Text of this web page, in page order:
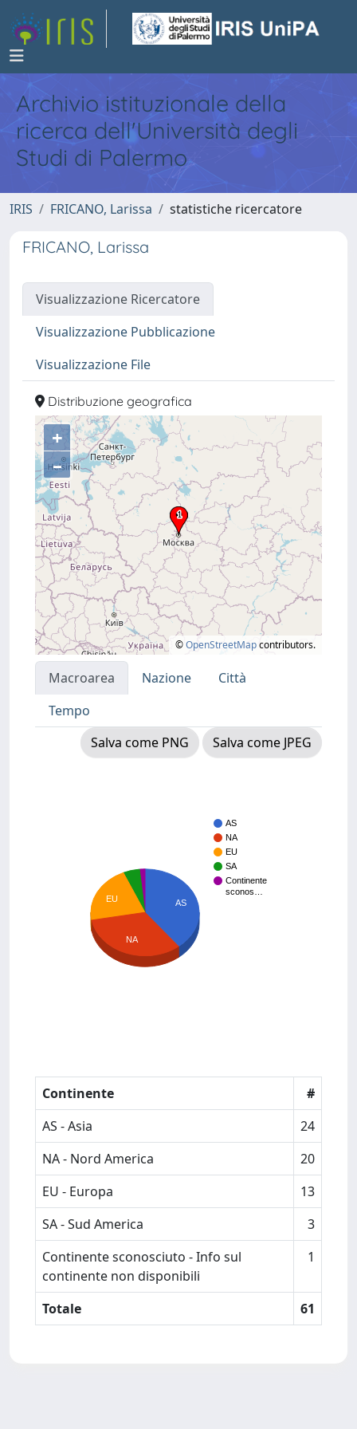
Archivio istituzionale della
ricerca dell'Università degli
Studi di Palermo
IRIS FRICANO, Larissa statistiche ricercatore
FRICANO, Larissa
Visualizzazione Ricercatore
Visualizzazione Pubblicazione
Visualizzazione File
Distribuzione geografica
+
–
©OpenStreetMapcontributors.
Macroarea Nazione
Città
Tempo
Salva come PNG
Salva come JPEG
AS
NA
EU
SA
Continente
sconos…
AS
EU
NA
Continente
#
AS - Asia
24
NA - Nord America
20
EU - Europa
13
SA - Sud America
3
Continente sconosciuto - Info sul
continente non disponibili
1
Totale 61